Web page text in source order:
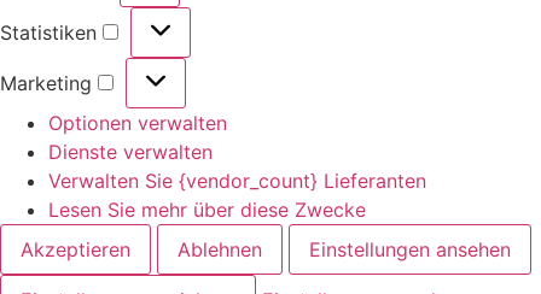
Statistiken
Marketing
Optionen verwalten
Dienste verwalten
Verwalten Sie {vendor_count} Lieferanten
Lesen Sie mehr über diese Zwecke
Akzeptieren
Ablehnen Einstellungen ansehen